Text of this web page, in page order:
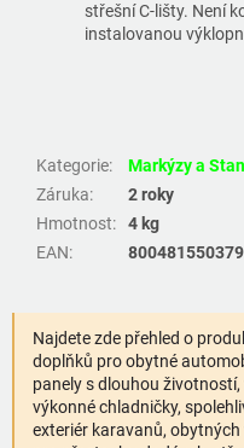
střešní C-lišty. Není
instalovanou
Kategorie:
Markýzy a
Záruka:
2 roky
Hmotnost:
4 kg
EAN:
Najdete zde přehled o
doplňků pro obytné
panely s dlouhou
výkonné chladničky,
exteriér karavanů,